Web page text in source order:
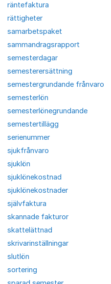
räntefaktura
rättigheter
samarbetspaket
sammandragsrapport
semesterdagar
semesterersättning
semestergrundande frånvaro
semesterlön
semesterlönegrundande
semestertillägg
serienummer
sjukfrånvaro
sjuklön
sjuklönekostnad
sjuklönekostnader
självfaktura
skannade fakturor
skattelättnad
skrivarinställningar
slutlön
sortering